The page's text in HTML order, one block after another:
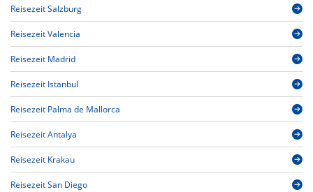
Reisezeit Salzburg
Reisezeit Valencia
Reisezeit Madrid
Reisezeit Istanbul
Reisezeit Palma de Mallorca
Reisezeit Antalya
Reisezeit Krakau
Reisezeit San Diego